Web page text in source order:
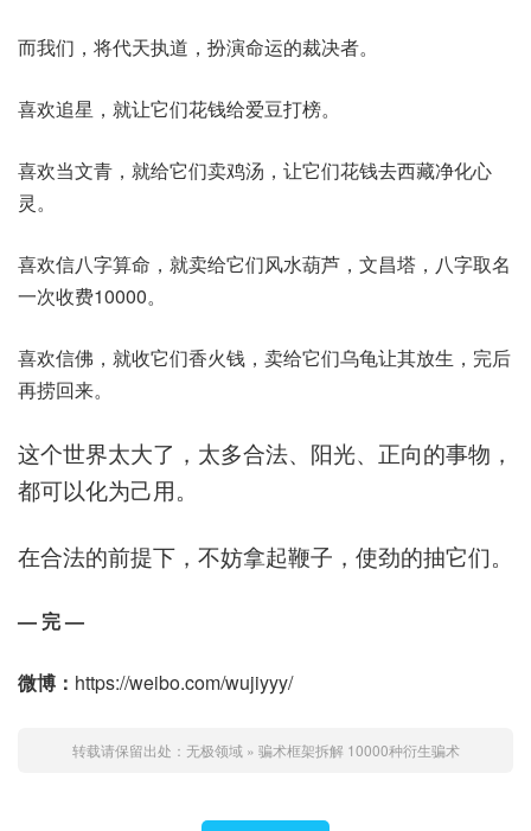
而我们，将代天执道，扮演命运的裁决者。
喜欢追星，就让它们花钱给爱豆打榜。
喜欢当文青，就给它们卖鸡汤，让它们花钱去西藏净化心
灵。
喜欢信八字算命，就卖给它们风水葫芦，文昌塔，八字取名
一次收费10000。
喜欢信佛，就收它们香火钱，卖给它们乌龟让其放生，完后
再捞回来。
这个世界太大了，太多合法、阳光、正向的事物，
都可以化为己用。
在合法的前提下，不妨拿起鞭子，使劲的抽它们。
— 完 —
微博： https://weibo.com/wujiyyy/
转载请保留出处： 无极领域 » 骗术框架拆解 10000种衍生骗术